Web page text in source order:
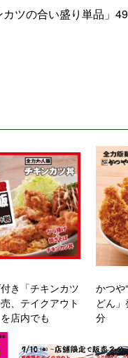
ツの合い盛り単品」
き「チキンカツ
、テイクアウト
店内でも
かつや
どん
分